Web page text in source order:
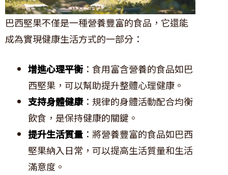
巴西堅果不僅是一種營養豐富的食品，它還能
成為實現健康生活方式的一部分：
增進心理平衡：食用富含營養的食品如巴
西堅果，可以幫助提升整體心理健康。
支持身體健康：規律的身體活動配合均衡
飲食，是保持健康的關鍵。
提升生活質量 ：將營養豐富的食品如巴西
堅果納入日常，可以提高生活質量和生活
滿意度。